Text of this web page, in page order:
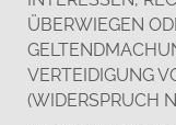
ÜBERWIEGEN
VERTEIDIGUNG
(WIDERSPRUCH